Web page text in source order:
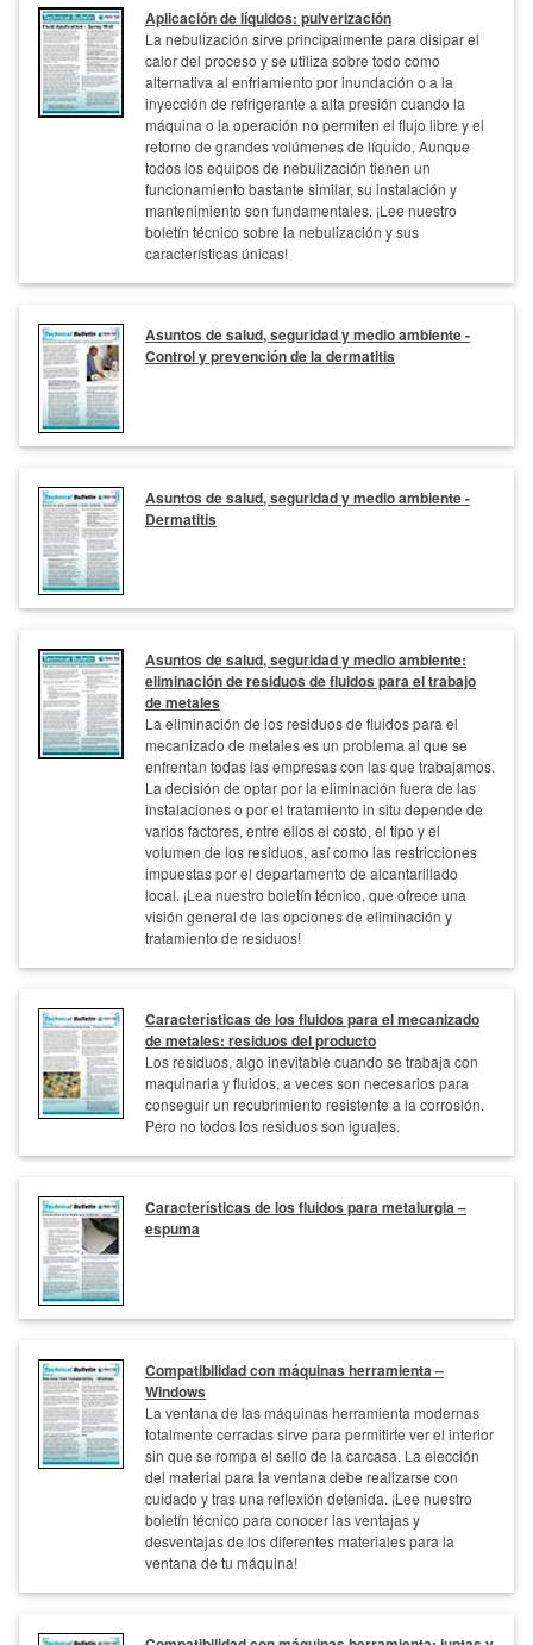
Aplicación de líquidos: pulverización
La nebulización sirve principalmente para disipar el
calor del proceso y se utiliza sobre todo como
alternativa al enfriamiento por inundación o a la
inyección de refrigerante a alta presión cuando la
máquina o la operación no permiten el flujo libre y el
retorno de grandes volúmenes de líquido. Aunque
todos los equipos de nebulización tienen un
funcionamiento bastante similar, su instalación y
mantenimiento son fundamentales. ¡Lee nuestro
boletín técnico sobre la nebulización y sus
características únicas!
Asuntos de salud, seguridad y medio ambiente -
Control y prevención de la dermatitis
Asuntos de salud, seguridad y medio ambiente -
Dermatitis
Asuntos de salud, seguridad y medio ambiente:
eliminación de residuos de fluidos para el trabajo
de metales
La eliminación de los residuos de fluidos para el
mecanizado de metales es un problema al que se
enfrentan todas las empresas con las que trabajamos.
La decisión de optar por la eliminación fuera de las
instalaciones o por el tratamiento in situ depende de
varios factores, entre ellos el costo, el tipo y el
volumen de los residuos, así como las restricciones
impuestas por el departamento de alcantarillado
local. ¡Lea nuestro boletín técnico, que ofrece una
visión general de las opciones de eliminación y
tratamiento de residuos!
Características de los fluidos para el mecanizado
de metales: residuos del producto
Los residuos, algo inevitable cuando se trabaja con
maquinaria y fluidos, a veces son necesarios para
conseguir un recubrimiento resistente a la corrosión.
Pero no todos los residuos son iguales.
Características de los fluidos para metalurgia –
espuma
Compatibilidad con máquinas herramienta –
Windows
La ventana de las máquinas herramienta modernas
totalmente cerradas sirve para permitirte ver el interior
sin que se rompa el sello de la carcasa. La elección
del material para la ventana debe realizarse con
cuidado y tras una reflexión detenida. ¡Lee nuestro
boletín técnico para conocer las ventajas y
desventajas de los diferentes materiales para la
ventana de tu máquina!